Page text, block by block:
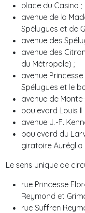
place du Casino ;
avenue de la
Spélugues et de
avenue des
avenue des
du Métropole) ;
avenue
Spélugues et le
avenue de
boulevard Louis II
avenue J.-F.
boulevard du
giratoire Auréglia
Le sens unique de
rue Princesse
Reymond et
rue Suffren